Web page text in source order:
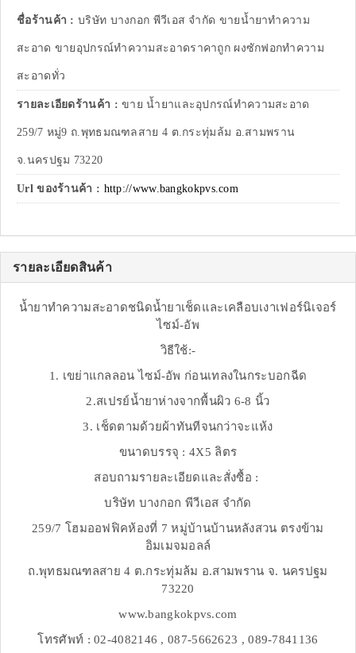
ชื่อร้านค้า : บริษัท บางกอก พีวีเอส จำกัด ขายน้ำยาทำความ
สะอาด ขายอุปกรณ์ทำความสะอาดราคาถูก ผงซักฟอกทำความ
สะอาดทั่ว
รายละเอียดร้านค้า :ขาย น้ำยาและอุปกรณ์ทำความสะอาด
259/7 หมู่9 ถ.พุทธมณฑลสาย 4 ต.กระทุ่มล้ม อ.สามพราน
จ.นครปฐม 73220
Url ของร้านค้า : http://www.bangkokpvs.com
รายละเอียดสินค้า
น้ำยาทำความสะอาดชนิดน้ำยาเช็ดและเคลือบเงาเฟอร์นิเจอร์
ไซม์-อัพ
วิธีใช้:-
1. เขย่าแกลลอน ไซม์-อัพ ก่อนเทลงในกระบอกฉีด
2.สเปรย์น้ำยาห่างจากพื้นผิว 6-8 นิ้ว
3. เช็ดตามด้วยผ้าทันทีจนกว่าจะแห้ง
ขนาดบรรจุ : 4X5 ลิตร
สอบถามรายละเอียดและสั่งซื้อ :
บริษัท บางกอก พีวีเอส จำกัด
259/7 โฮมออฟฟิคห้องที่ 7 หมู่บ้านบ้านหลังสวน ตรงข้าม
อิมเมจมอลล์
ถ.พุทธมณฑลสาย 4 ต.กระทุ่มล้ม อ.สามพราน จ. นครปฐม
73220
www.bangkokpvs.com
โทรศัพท์ : 02-4082146 , 087-5662623 , 089-7841136